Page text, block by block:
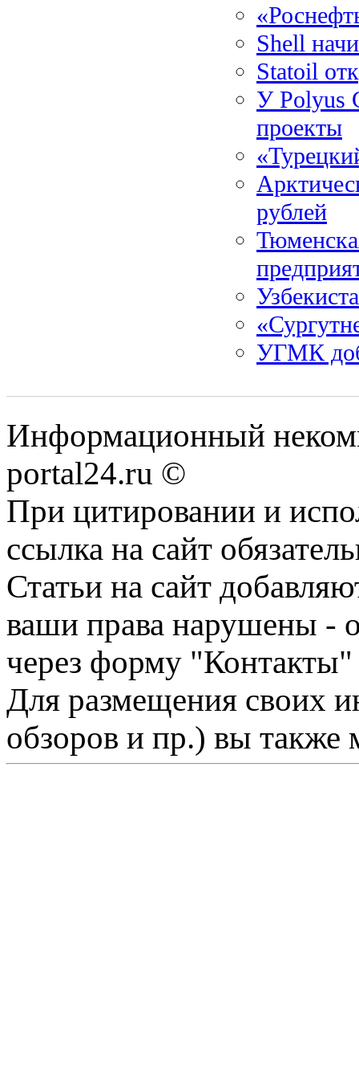
Shell
Statoil
У Polyus
проекты
рублей
УГМК
Информационный
portal24.ru ©
При цитировании и
ссылка на сайт
Статьи на сайт
ваши права нарушены -
через форму "Контакты"
Для размещения своих
обзоров и пр.) вы также